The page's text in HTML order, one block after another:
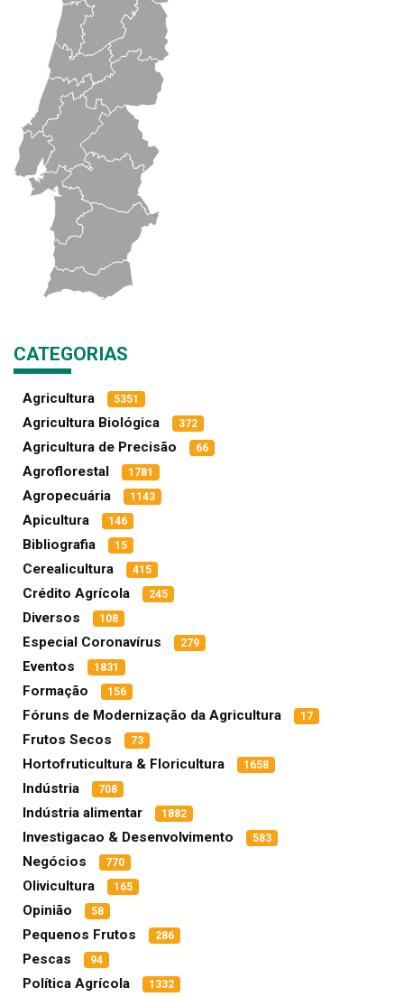
CATEGORIAS
Agricultura 5351
Agricultura Biológica 372
Agricultura de Precisão 66
Agroflorestal 1781
Agropecuária 1143
Apicultura 146
Bibliografia 15
Cerealicultura 415
Crédito Agrícola 245
Diversos 108
Especial Coronavírus 279
Eventos 1831
Formação 156
Fóruns de Modernização da Agricultura 17
Frutos Secos 73
Hortofruticultura & Floricultura 1658
Indústria 708
Indústria alimentar 1882
Investigacao & Desenvolvimento 583
Negócios 770
Olivicultura 165
Opinião 58
Pequenos Frutos 286
Pescas 94
Política Agrícola 1332